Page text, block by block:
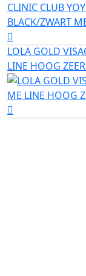
CLINIC CLUB
BLACK/ZWART
LOLA GOLD
LINE HOOG